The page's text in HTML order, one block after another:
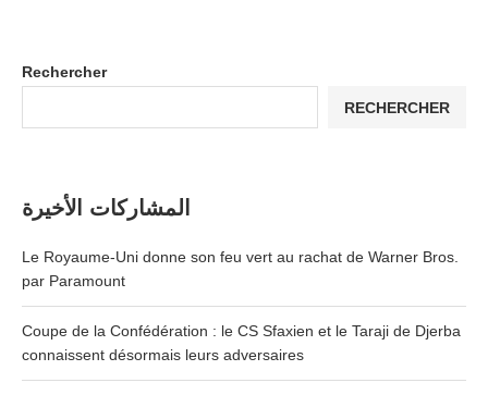
Rechercher
RECHERCHER
المشاركات الأخيرة
Le Royaume-Uni donne son feu vert au rachat de Warner Bros.
par Paramount
Coupe de la Confédération : le CS Sfaxien et le Taraji de Djerba
connaissent désormais leurs adversaires